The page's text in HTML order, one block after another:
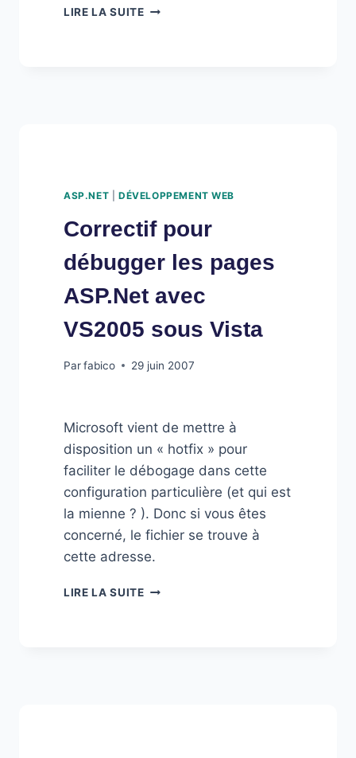
LIRE LA SUITEIE7PRO
ASP.NET DÉVELOPPEMENT WEB
Correctif pour
débugger les pages
ASP.Net avec
VS2005 sous Vista
Parfabico 29 juin 2007
Microsoft vient de mettre à
disposition un « hotfix » pour
faciliter le débogage dans cette
configuration particulière (et qui est
la mienne ? ). Donc si vous êtes
concerné, le fichier se trouve à
cette adresse.
LIRE LA SUITECORRECTIF